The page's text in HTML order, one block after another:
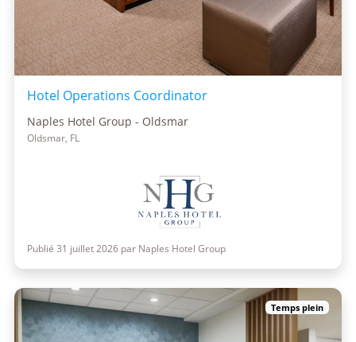
Hotel Operations Coordinator
Naples Hotel Group - Oldsmar
Oldsmar, FL
Publié 31 juillet 2026 par Naples Hotel Group
Temps plein